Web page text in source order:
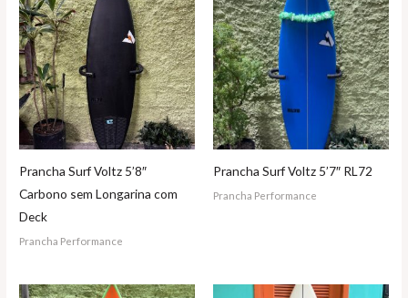
Prancha Surf Voltz 5’8″
Carbono sem Longarina com
Deck
Prancha Performance
Prancha Surf Voltz 5’7″ RL72
Prancha Performance